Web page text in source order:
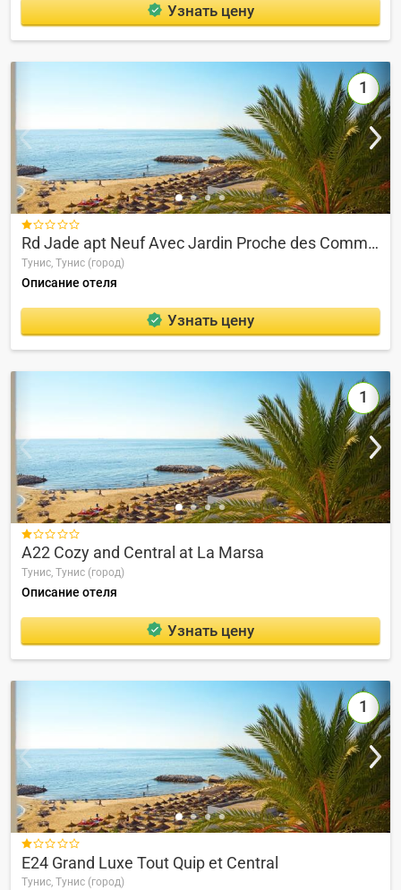
Узнать цену
1

Rd Jade apt Neuf Avec Jardin Proche des Commodit s
Тунис, Тунис (город)
Описание отеля
Узнать цену
1

A22 Cozy and Central at La Marsa
Тунис, Тунис (город)
Описание отеля
Узнать цену
1

E24 Grand Luxe Tout Quip et Central
Тунис, Тунис (город)